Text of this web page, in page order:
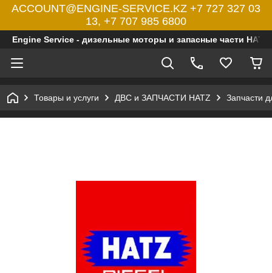
ACCOUNT@ENGINE-SERVICE.KZ +7 727 327 03
13, +7 707 985 6800
Engine Service - дизельные моторы и запасные части HATZ
Товары и услуги ДВС и ЗАПЧАСТИ HATZ Запчасти